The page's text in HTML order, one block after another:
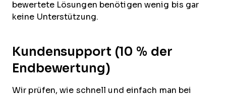
bewertete Lösungen benötigen wenig bis gar
keine Unterstützung.
Kundensupport (10 % der
Endbewertung)
Wir prüfen, wie schnell und einfach man bei